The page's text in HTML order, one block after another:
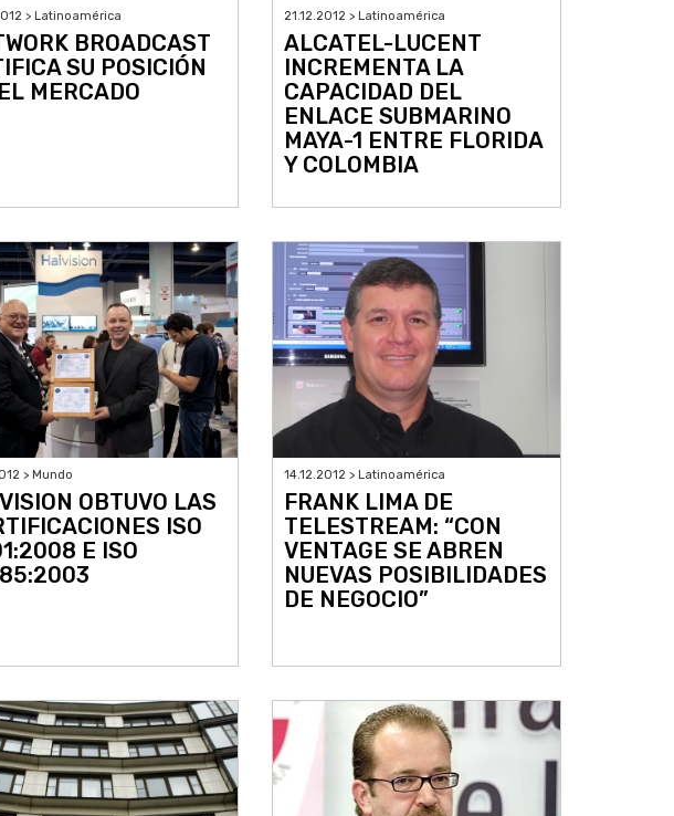
> Latinoamérica
BROADCAST
SU POSICIÓN
MERCADO
21.12.2012 > Latinoamérica
ALCATEL-LUCENT
INCREMENTA LA
CAPACIDAD DEL
ENLACE SUBMARINO
MAYA-1 ENTRE FLORIDA
Y COLOMBIA
> Mundo
OBTUVO LAS
ISO
E ISO
14.12.2012 > Latinoamérica
FRANK LIMA DE
TELESTREAM: “CON
VENTAGE SE ABREN
NUEVAS POSIBILIDADES
DE NEGOCIO”